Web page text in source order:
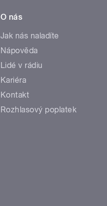
O nás
Jak nás naladíte
Nápověda
Lidé v rádiu
Kariéra
Kontakt
Rozhlasový poplatek